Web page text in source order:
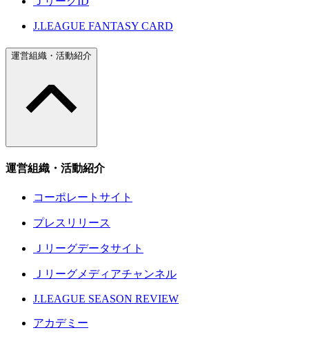
J.LEAGUE FANTASY CARD
運営組織・活動紹介
運営組織・活動紹介
コーポレートサイト
プレスリリース
Ｊリーグデータサイト
Ｊリーグメディアチャンネル
J.LEAGUE SEASON REVIEW
アカデミー